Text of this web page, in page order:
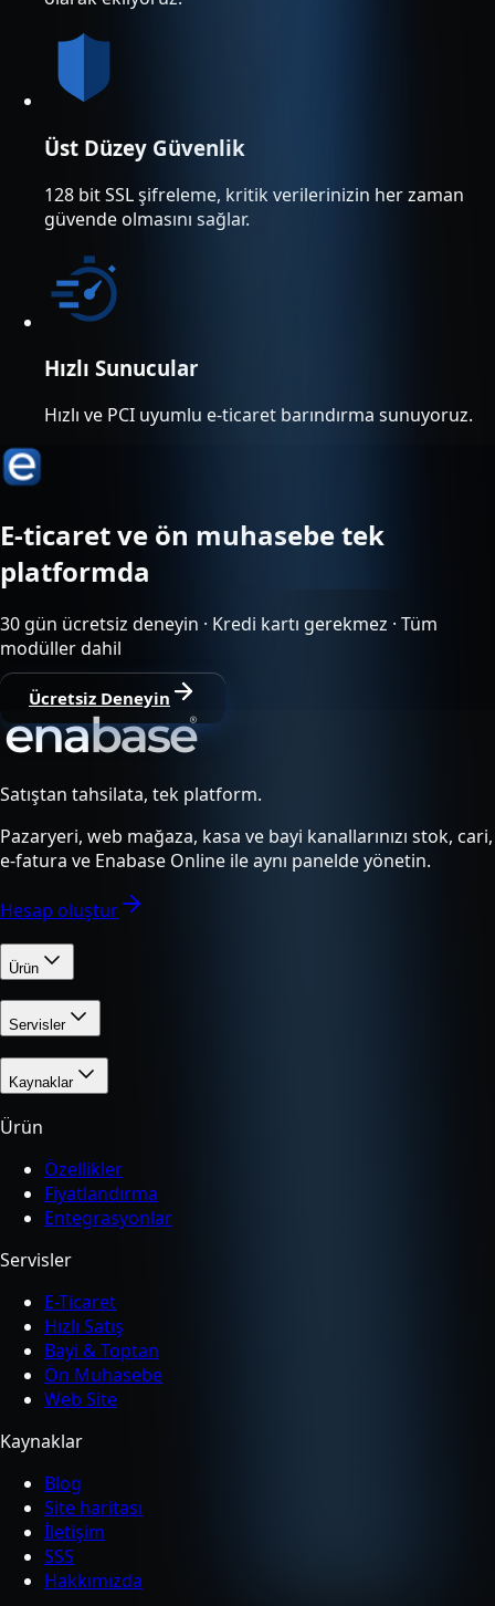
Üst Düzey Güvenlik
128 bit SSL şifreleme, kritik verilerinizin her zaman
güvende olmasını sağlar.
Hızlı Sunucular
Hızlı ve PCI uyumlu e-ticaret barındırma sunuyoruz.
E-ticaret ve ön muhasebe tek
platformda
30 gün ücretsiz deneyin · Kredi kartı gerekmez · Tüm
modüller dahil
Ücretsiz Deneyin
Satıştan tahsilata, tek platform.
Pazaryeri, web mağaza, kasa ve bayi kanallarınızı stok, cari,
e-fatura ve Enabase Online ile aynı panelde yönetin.
Hesap oluştur
Ürün
Servisler
Kaynaklar
Ürün
Özellikler
Fiyatlandırma
Entegrasyonlar
Servisler
E-Ticaret
Hızlı Satış
Bayi & Toptan
Ön Muhasebe
Web Site
Kaynaklar
Blog
Site haritası
İletişim
SSS
Hakkımızda